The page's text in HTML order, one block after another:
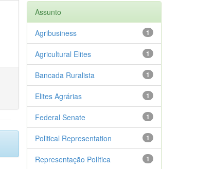
Assunto
1
Agribusiness
1
Agricultural Elites
1
Bancada Ruralista
1
Elites Agrárias
1
Federal Senate
1
Political Representation
1
Representação Política